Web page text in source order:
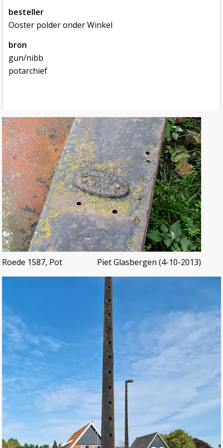
besteller
Ooster polder onder Winkel
bron
gun/nibb
potarchief
foto's van de roede
foto's van de roede
Roede 1587, Pot Piet Glasbergen (4-10-2013)